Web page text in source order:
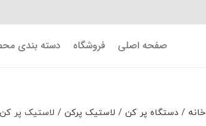
صفحه اصلی فروشگاه دسته بندی
خانه / دستگاه پر کن/ لاستیک پرکن/ لاستیک پر کن